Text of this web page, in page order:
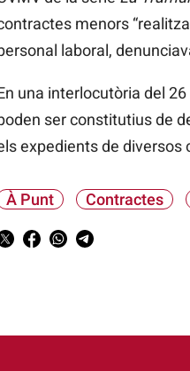
menors
laboral,
una interlocutòria del
ser constitutius de
expedients de diversos
À Punt Contractes